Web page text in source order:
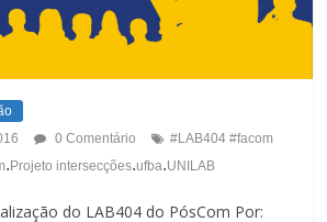
0 Comentário
#LAB404 #facom
. Projeto intersecções.ufba.UNILAB
do LAB404 do PósCom Por: